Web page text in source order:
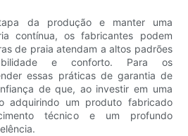
da produção e manter uma
contínua, os fabricantes podem
de praia atendam a altos padrões
e conforto. Para os
essas práticas de garantia de
de que, ao investir em uma
adquirindo um produto fabricado
técnico e um profundo